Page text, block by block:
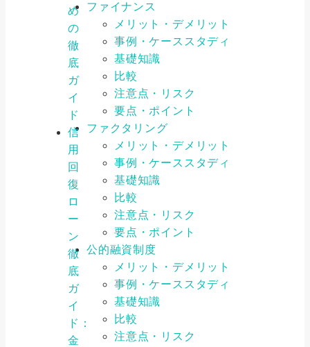
め
の
徹
底
ガ
イ
ド
信
用
回
復
ロ
ー
ン
徹
底
ガ
イ
ド：
金
ファイナンス
メリット・デメリット
事例・ケーススタディ
基礎知識
比較
注意点・リスク
要点・ポイント
ファクタリング
メリット・デメリット
事例・ケーススタディ
基礎知識
比較
注意点・リスク
要点・ポイント
公的融資制度
メリット・デメリット
事例・ケーススタディ
基礎知識
比較
注意点・リスク